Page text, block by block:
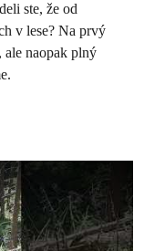
ste, že od
v lese? Na prvý
naopak plný